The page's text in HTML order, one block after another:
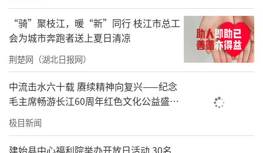
“骑”聚枝江，暖“新”同行 枝江市总工
会为城市奔跑者送上夏日清凉
荆楚网（湖北日报网）
中流击水六十载 赓续精神向复兴——纪念
毛主席畅游长江60周年红色文化公益盛典
在武汉举办
极目新闻